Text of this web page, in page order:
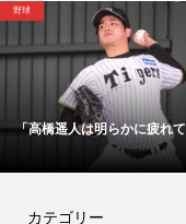
は明らかに疲れている...
カテゴリー